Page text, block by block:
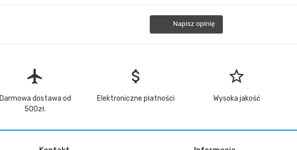
Napisz opinię
flight
Darmowa dostawa od
500zł.
attach_money
Elektroniczne płatności
star_border
Wysoka jakość